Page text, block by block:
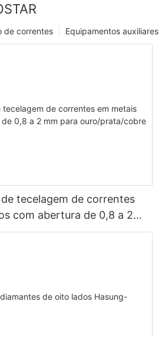
Equipamentos auxiliares
de correntes
tecelagem de correntes
com abertura de 0,8 a 2
cobre